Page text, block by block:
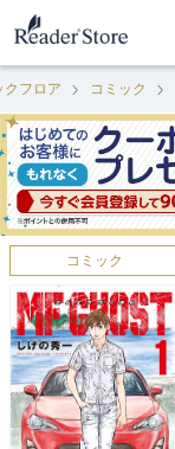
クフロア コミック
コミック